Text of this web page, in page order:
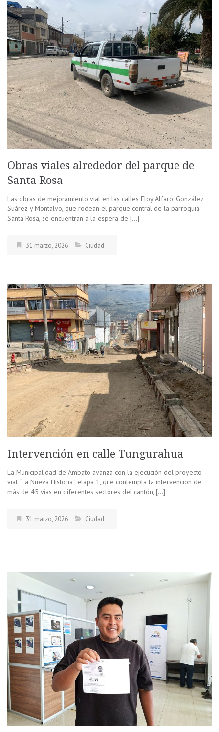
Obras viales alrededor del parque de
Santa Rosa
Las obras de mejoramiento vial en las calles Eloy Alfaro, González
Suárez y Montalvo, que rodean el parque central de la parroquia
Santa Rosa, se encuentran a la espera de […]
31 marzo, 2026 Ciudad
Intervención en calle Tungurahua
La Municipalidad de Ambato avanza con la ejecución del proyecto
vial “La Nueva Historia”, etapa 1, que contempla la intervención de
más de 45 vías en diferentes sectores del cantón, […]
31 marzo, 2026 Ciudad